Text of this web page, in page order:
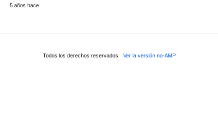
5 años hace
Todos los derechos reservados Ver la versión no-AMP